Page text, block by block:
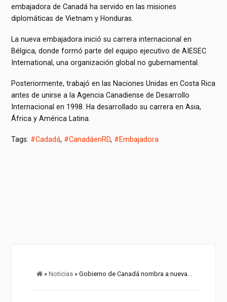
embajadora de Canadá ha servido en las misiones
diplomáticas de Vietnam y Honduras.
La nueva embajadora inició su carrera internacional en
Bélgica, donde formó parte del equipo ejecutivo de AIESEC
International, una organización global no gubernamental.
Posteriormente, trabajó en las Naciones Unidas en Costa Rica
antes de unirse a la Agencia Canadiense de Desarrollo
Internacional en 1998. Ha desarrollado su carrera en Asia,
África y América Latina.
Tags: #Cadadá, #CanadáenRD, #Embajadora
»Noticias » Gobierno de Canadá nombra a nueva...